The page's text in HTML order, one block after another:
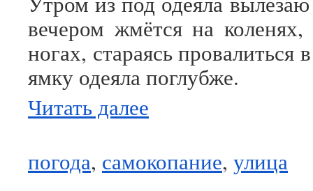
вечером жмётся на
ногах, стараясь провалиться
ямку одеяла поглубже.
Читать далее
погода, самокопание, улица